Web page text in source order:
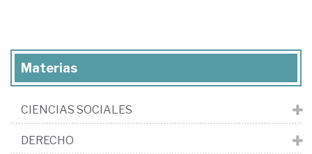
Materias
CIENCIAS SOCIALES
DERECHO